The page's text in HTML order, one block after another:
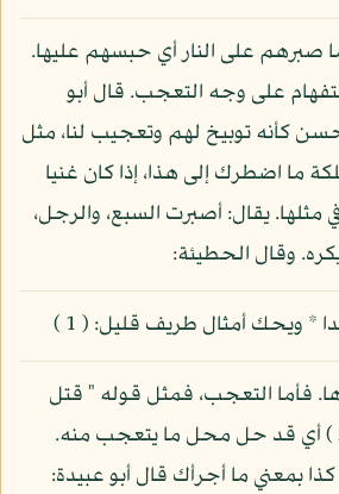
ما صبرهم على النار أي حبسهم عليها.
على وجه التعجب. قال أبو
كأنه توبيخ لهم وتعجيب لنا، مثل
ما اضطرك إلى هذا، إذا كان غنيا
يقال: أصبرت السبع، والرجل،
وقال الحطيئة:
* ويحك أمثال طريف قليل: ( 1 )
فأما التعجب، فمثل قوله " قتل
الانسان ما أكفره " ( 2 ) أي قد حل محل ما يتعجب منه.
بمعني ما أجرأك قال أبو عبيدة: